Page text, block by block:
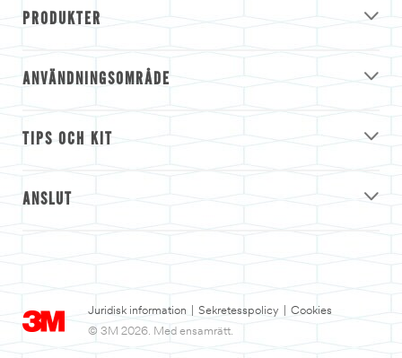
PRODUKTER
ANVÄNDNINGSOMRÅDE
TIPS OCH KIT
ANSLUT
Juridisk information Sekretesspolicy
Cookies
© 3M 2026. Med ensamrätt.